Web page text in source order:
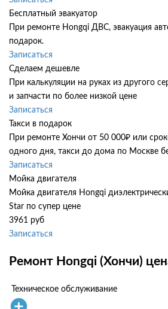
Бесплатный эвакуатор
При ремонте Hongqi ДВС, эвакуация
подарок.
Записаться
Сделаем дешевле
При калькуляции на руках из другого
и запчасти по более низкой цене
Записаться
Такси в подарок
При ремонте Хончи от 50 000₽ или
одного дня, такси до дома по Москве
Записаться
Мойка двигателя
Мойка двигателя Hongqi
Star по супер цене
3961 руб
Записаться
Ремонт Hongqi (Хончи)
Техническое обслуживание